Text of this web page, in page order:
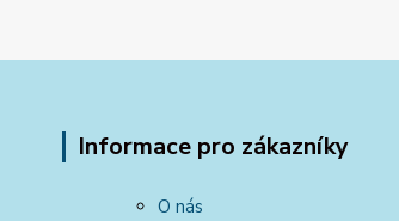
Informace pro zákazníky
O nás